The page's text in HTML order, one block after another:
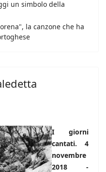
un simbolo della
la canzone che ha
I giorni
cantati. 4
novembre
2018 -